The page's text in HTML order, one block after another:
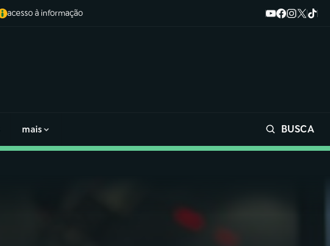
acesso à informação
mais BUSCA